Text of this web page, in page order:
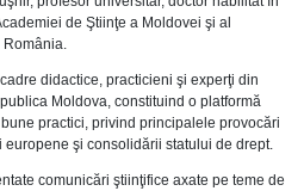
de Ştiinţe a Moldovei şi al
didactice, practicieni şi experţi din
Moldova, constituind o platformă
practici, privind principalele provocări
şi consolidării statului de drept.
comunicări ştiinţifice axate pe teme de